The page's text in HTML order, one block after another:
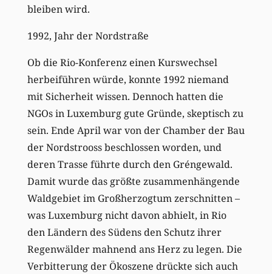
bleiben wird.
1992, Jahr der Nordstraße
Ob die Rio-Konferenz einen Kurswechsel
herbeiführen würde, konnte 1992 niemand
mit Sicherheit wissen. Dennoch hatten die
NGOs in Luxemburg gute Gründe, skeptisch zu
sein. Ende April war von der Chamber der Bau
der Nordstrooss beschlossen worden, und
deren Trasse führte durch den Gréngewald.
Damit wurde das größte zusammenhängende
Waldgebiet im Großherzogtum zerschnitten –
was Luxemburg nicht davon abhielt, in Rio
den Ländern des Südens den Schutz ihrer
Regenwälder mahnend ans Herz zu legen. Die
Verbitterung der Ökoszene drückte sich auch